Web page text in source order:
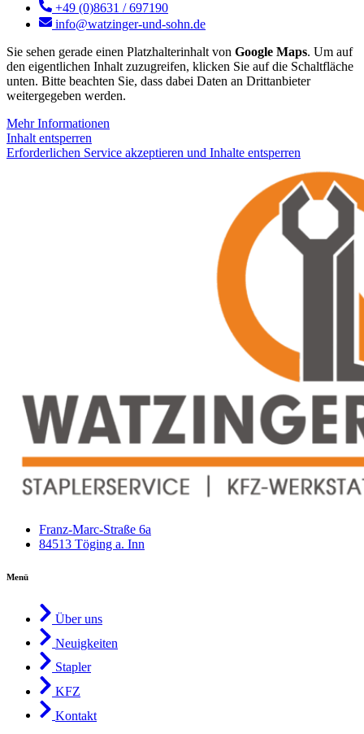
+49 (0)8631 / 697190
info@watzinger-und-sohn.de
Sie sehen gerade einen Platzhalterinhalt von Google Maps. Um auf
den eigentlichen Inhalt zuzugreifen, klicken Sie auf die Schaltfläche
unten. Bitte beachten Sie, dass dabei Daten an Drittanbieter
weitergegeben werden.
Mehr Informationen
Inhalt entsperren
Erforderlichen Service akzeptieren und Inhalte entsperren
Franz-Marc-Straße 6a
84513 Töging a. Inn
Menü
Über uns
Neuigkeiten
Stapler
KFZ
Kontakt